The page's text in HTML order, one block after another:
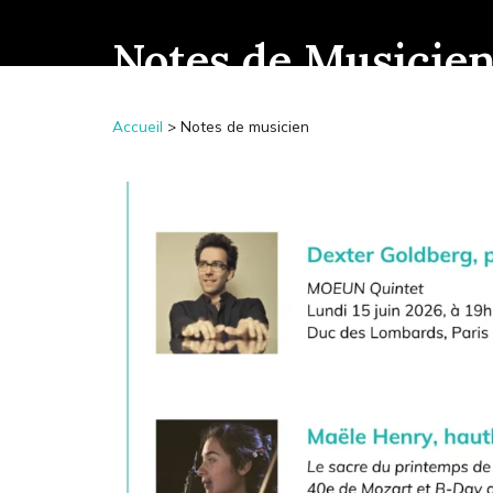
Notes de
Accueil > Notes de musicien